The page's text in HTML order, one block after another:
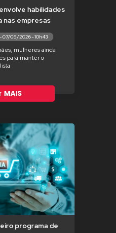
habilidades
nas empresas
07/05/2026 - 10h43
mulheres ainda
para manter o
MAIS
programa de